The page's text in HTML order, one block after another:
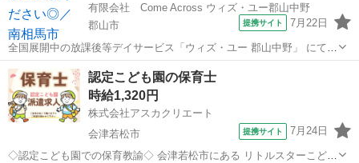
有限会社 Come Across ウィズ・ユー郡山中野
郡山市
提携サイト 7月22日
全国展開中の放課後等デイサービス「ウィズ・ユー 郡山中野」 にて、
パート・アルバイトの児童指導員を募集します◎ 〇●〇●〇 お仕事内
容 〇●〇●〇 ・療育支援（一人ひとりに合わせた個別サポート） ・イ
ベントの企画・運営...
福島 郡山市 保育士
認定こども園の保育士
時給1,320円
株式会社アスカクリエート
会津若松市
提携サイト 7月24日
◇認定こども園での保育教諭◇ 会津若松市にある リトルスターこども